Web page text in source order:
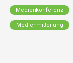
Medienkonferenz
Medienmitteilung